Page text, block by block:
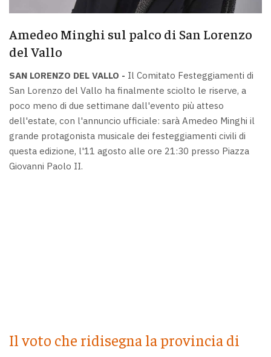
Amedeo Minghi sul palco di San Lorenzo
del Vallo
SAN LORENZO DEL VALLO - Il Comitato Festeggiamenti di
San Lorenzo del Vallo ha finalmente sciolto le riserve, a
poco meno di due settimane dall'evento più atteso
dell'estate, con l'annuncio ufficiale: sarà Amedeo Minghi il
grande protagonista musicale dei festeggiamenti civili di
questa edizione, l'11 agosto alle ore 21:30 presso Piazza
Giovanni Paolo II.
Il voto che ridisegna la provincia di